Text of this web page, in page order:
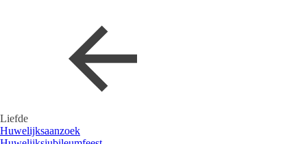
Liefde
Huwelijksaanzoek